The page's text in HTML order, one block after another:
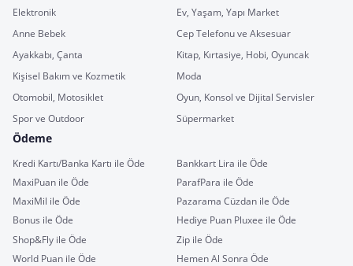
Elektronik
Ev, Yaşam, Yapı Market
Anne Bebek
Cep Telefonu ve Aksesuar
Ayakkabı, Çanta
Kitap, Kırtasiye, Hobi, Oyuncak
Kişisel Bakım ve Kozmetik
Moda
Otomobil, Motosiklet
Oyun, Konsol ve Dijital Servisler
Spor ve Outdoor
Süpermarket
Ödeme
Kredi Kartı/Banka Kartı ile Öde
Bankkart Lira ile Öde
MaxiPuan ile Öde
ParafPara ile Öde
MaxiMil ile Öde
Pazarama Cüzdan ile Öde
Bonus ile Öde
Hediye Puan Pluxee ile Öde
Shop&Fly ile Öde
Zip ile Öde
World Puan ile Öde
Hemen Al Sonra Öde